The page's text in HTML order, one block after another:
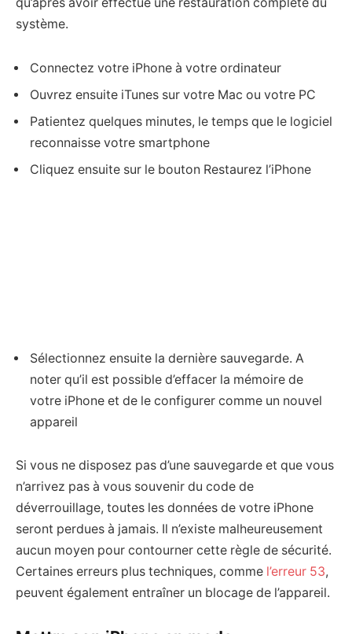
système.
Connectez votre iPhone à votre ordinateur
Ouvrez ensuite iTunes sur votre Mac ou votre PC
Patientez quelques minutes, le temps que le logiciel
reconnaisse votre smartphone
Cliquez ensuite sur le bouton Restaurez l’iPhone
Sélectionnez ensuite la dernière sauvegarde. A
noter qu’il est possible d’effacer la mémoire de
votre iPhone et de le configurer comme un nouvel
appareil
Si vous ne disposez pas d’une sauvegarde et que vous
n’arrivez pas à vous souvenir du code de
déverrouillage, toutes les données de votre iPhone
seront perdues à jamais. Il n’existe malheureusement
aucun moyen pour contourner cette règle de sécurité.
Certaines erreurs plus techniques, comme l’erreur 53,
peuvent également entraîner un blocage de l’appareil.